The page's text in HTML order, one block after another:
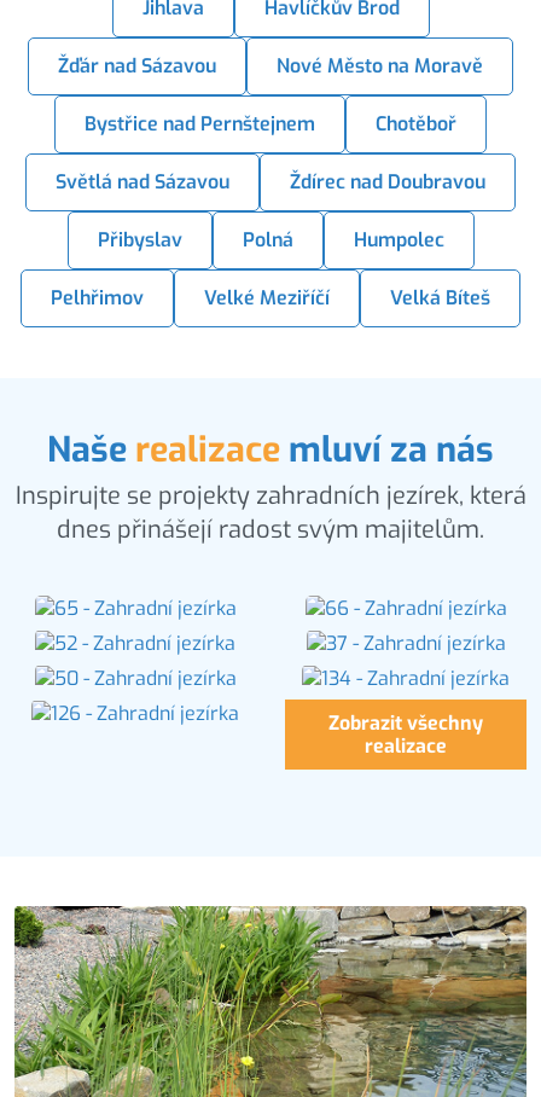
Jihlava Havlíčkův Brod
Žďár nad Sázavou Nové Město na Moravě
Bystřice nad Pernštejnem Chotěboř
Světlá nad Sázavou Ždírec nad Doubravou
Přibyslav Polná Humpolec
Pelhřimov Velké Meziříčí Velká Bíteš
Naše realizace mluví za nás
Inspirujte se projekty zahradních jezírek, která
dnes přinášejí radost svým majitelům.
Zobrazit všechny
realizace